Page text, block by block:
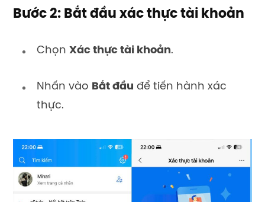
Bước 2: Bắt đầu xác thực tài khoản
Chọn Xác thực tài khoản.
Nhấn vào Bắt đầu để tiến hành xác
thực.